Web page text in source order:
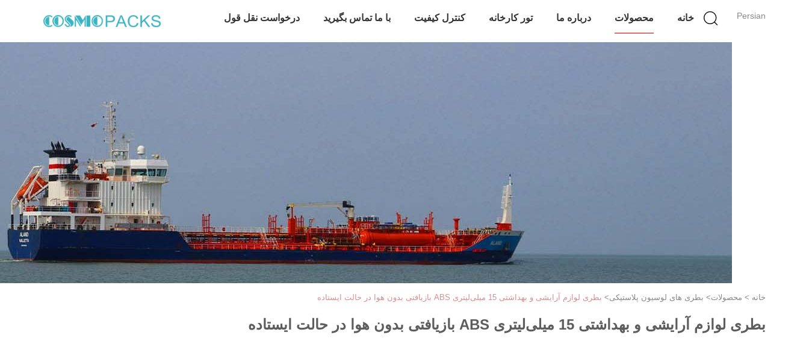
Persian خانه محصولات درباره ما تور کارخانه کنترل کیفیت با ما تماس بگیرید درخواست نقل قول
خانه > محصولات> بطری های لوسیون پلاستیکی> بطری لوازم آرایشی و بهداشتی 15 میلی‌لیتری ABS بازیافتی بدون هوا در حالت ایستاده
بطری لوازم آرایشی و بهداشتی 15 میلی‌لیتری ABS بازیافتی بدون هوا در حالت ایستاده